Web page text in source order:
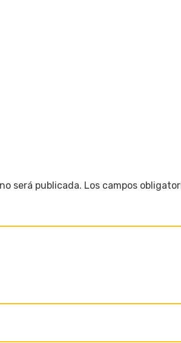
será publicada. Los campos